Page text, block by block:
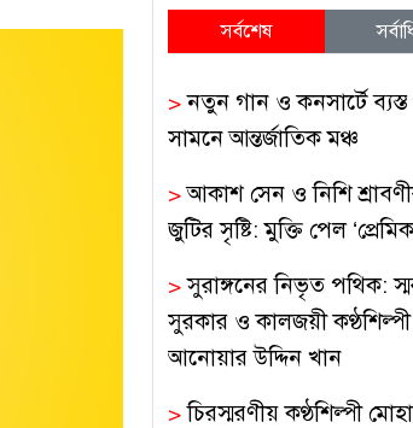
সর্বশেষ
>নতুন গান ও কনসার্টে
সামনে আন্তর্জাতিক মঞ্চ
>আকাশ সেন ও নিশি
জুটির সৃষ্টি: মুক্তি পেল
>সুরাঙ্গনের নিভৃত পথিক:
সুরকার ও কালজয়ী কণ্ঠশিল্পী
আনোয়ার উদ্দিন খান
>চিরস্মরণীয় কণ্ঠশিল্পী